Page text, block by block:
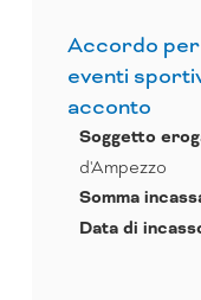
Accordo per
eventi
acconto
Somma
Soggetto
d'Ampezzo
Data di